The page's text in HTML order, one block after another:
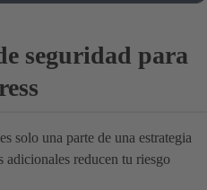
seguridad para
solo una parte de una estrategia
adicionales reducen tu riesgo